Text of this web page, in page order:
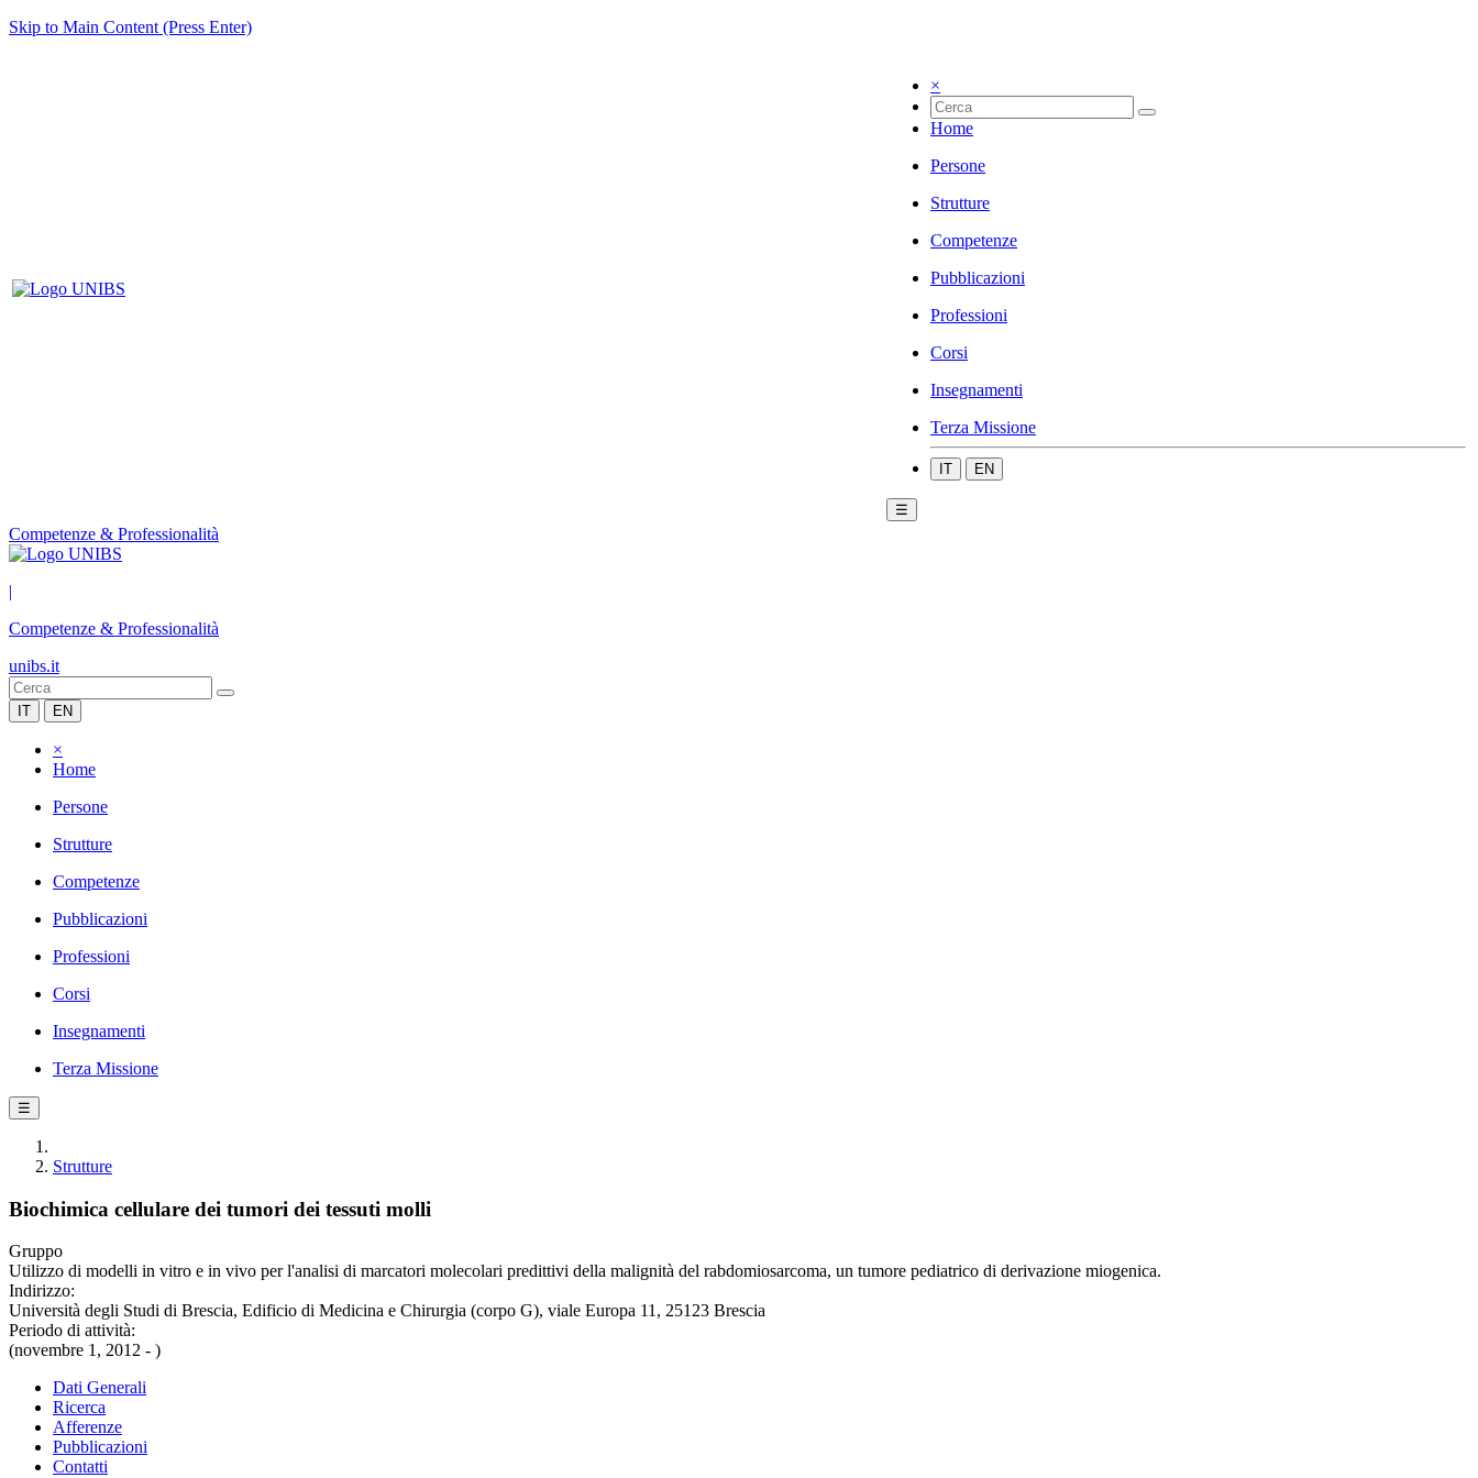
Skip to Main Content (Press Enter)
×
Home
Persone
Strutture
Competenze
Pubblicazioni
Professioni
Corsi
Insegnamenti
Terza Missione
IT EN
☰
Competenze & Professionalità
|
Competenze & Professionalità
unibs.it
IT EN
×
Home
Persone
Strutture
Competenze
Pubblicazioni
Professioni
Corsi
Insegnamenti
Terza Missione
☰
Strutture
Biochimica cellulare dei tumori dei tessuti molli
Gruppo
Utilizzo di modelli in vitro e in vivo per l'analisi di marcatori molecolari predittivi della malignità del rabdomiosarcoma, un tumore pediatrico di derivazione miogenica.
Indirizzo:
Università degli Studi di Brescia, Edificio di Medicina e Chirurgia (corpo G), viale Europa 11, 25123 Brescia
Periodo di attività:
(novembre 1, 2012 - )
Dati Generali
Ricerca
Afferenze
Pubblicazioni
Contatti